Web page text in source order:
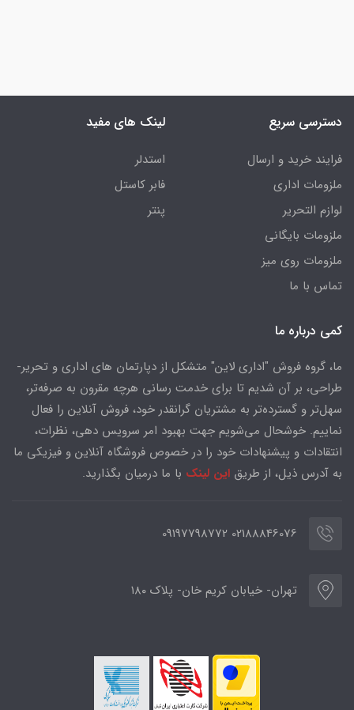
دسترسی سریع
فرایند خرید و ارسال
ملزومات اداری
لوازم التحریر
ملزومات بایگانی
ملزومات روی میز
تماس با ما
لینک های مفید
استدلر
فابر کاستل
پنتر
کمی درباره ما
ما، گروه فروش "اداری لاین" متشکل از دپارتمان های اداری و تحریر-
طراحی، بر آن شدیم تا برای خدمت رسانی هرچه مقرون به صرفه‌تر،
سهل‌تر و گسترده‌تر به مشتریان گرانقدر خود، فروش آنلاین را فعال
نماییم. خوشحال می‌شویم جهت بهبود امر سرویس دهی، نظرات،
انتقادات و پیشنهادات خود را در خصوص فروشگاه آنلاین و فیزیکی ما
به آدرس ذیل، از طریق این لینک با ما درمیان بگذارید.
02188846076 09197798772
تهران- خیابان کریم خان- پلاک ۱۸۰